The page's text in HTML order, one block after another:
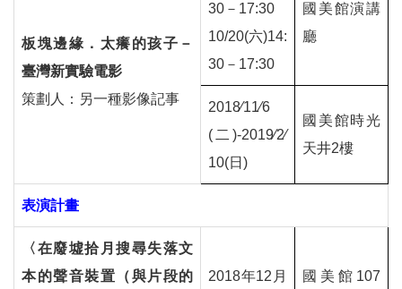
板塊邊緣．太癢的孩子－
臺灣新實驗電影
策劃人：另一種影像記事
30 － 17:30
10/20(六)14:
30 － 17:30
國美館演講
廳
2018∕11∕6
( 二 )-2019∕2∕
10(日 )
國美館時光
天井2樓
表演計畫
〈在廢墟拾月搜尋失落文
本的聲音裝置（與片段的
2018年12 月
國美館 107